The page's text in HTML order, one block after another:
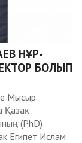
НҰР-
БОЛЫП
Мысыр
Қазақ
(PhD)
Египет Ислам